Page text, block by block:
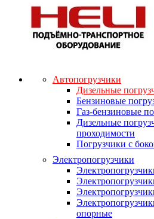
Автопогрузчики
Дизельные
Бензиновые
Газ-бензиновые
Дизельные
проходимости
Погрузчики с
Электропогрузчики
опорные